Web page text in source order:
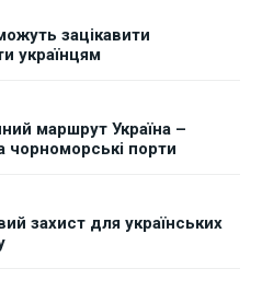
зацікавити
українцям
маршрут Україна –
чорноморські порти
захист для українських